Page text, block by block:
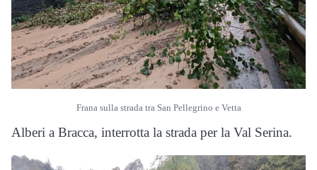
Frana sulla strada tra San Pellegrino e Vetta
Alberi a Bracca, interrotta la strada per la Val Serina.